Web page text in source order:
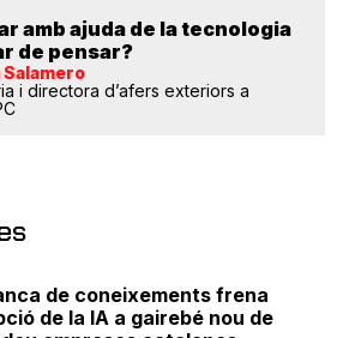
amb ajuda de la tecnologia
de pensar?
i directora d’afers exteriors a
de coneixements frena
de la IA a gairebé nou de